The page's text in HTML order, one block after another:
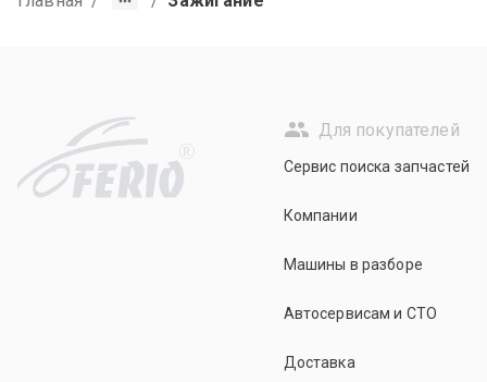
R
Для покупателей
Сервис поиска запчастей
Компании
Машины в разборе
Автосервисам и СТО
Доставка